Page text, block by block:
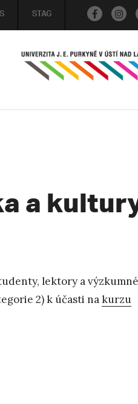
STAG
a
lektory a výzkumné
2) k účasti nakurzu